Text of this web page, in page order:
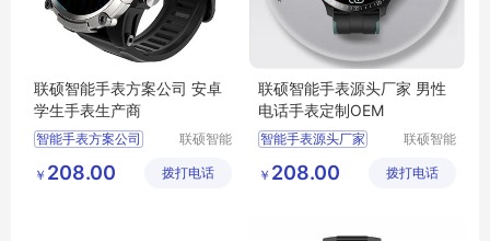
联硕智能手表方案公司 安卓
学生手表生产商
智能手表方案公司
智能手表方案开发
联硕智能
有限公司
￥ 208.00 拨打电话
联硕智能手表源头厂家 男性
电话手表定制OEM
智能手表源头厂家
定制智能手表
联硕智能
有限公司
￥ 208.00 拨打电话